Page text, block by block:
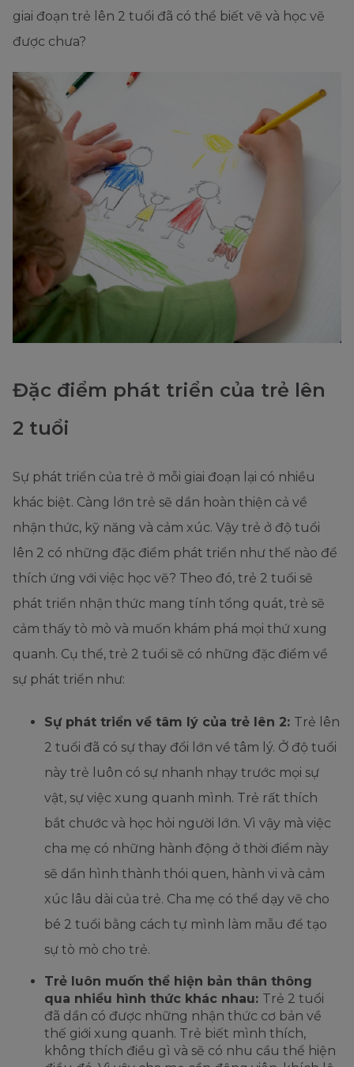
giai đoạn trẻ lên 2 tuổi đã có thể biết vẽ và học vẽ
được chưa?
Đặc điểm phát triển của trẻ lên
2 tuổi
Sự phát triển của trẻ ở mỗi giai đoạn lại có nhiều
khác biệt. Càng lớn trẻ sẽ dần hoàn thiện cả về
nhận thức, kỹ năng và cảm xúc. Vậy trẻ ở độ tuổi
lên 2 có những đặc điểm phát triển như thế nào để
thích ứng với việc học vẽ? Theo đó, trẻ 2 tuổi sẽ
phát triển nhận thức mang tính tổng quát, trẻ sẽ
cảm thấy tò mò và muốn khám phá mọi thứ xung
quanh. Cụ thể, trẻ 2 tuổi sẽ có những đặc điểm về
sự phát triển như:
Sự phát triển về tâm lý của trẻ lên 2: Trẻ lên
2 tuổi đã có sự thay đổi lớn về tâm lý. Ở độ tuổi
này trẻ luôn có sự nhanh nhạy trước mọi sự
vật, sự việc xung quanh mình. Trẻ rất thích
bắt chước và học hỏi người lớn. Vì vậy mà việc
cha mẹ có những hành động ở thời điểm này
sẽ dần hình thành thói quen, hành vi và cảm
xúc lâu dài của trẻ. Cha mẹ có thể dạy vẽ cho
bé 2 tuổi bằng cách tự mình làm mẫu để tạo
sự tò mò cho trẻ.
Trẻ luôn muốn thể hiện bản thân thông
qua nhiều hình thức khác nhau: Trẻ 2 tuổi
đã dần có được những nhận thức cơ bản về
thế giới xung quanh. Trẻ biết mình thích,
không thích điều gì và sẽ có nhu cầu thể hiện